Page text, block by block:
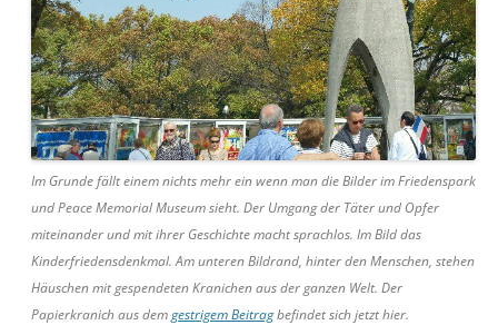
Im Grunde fällt einem nichts mehr ein wenn man die Bilder im Friedenspark
und Peace Memorial Museum sieht. Der Umgang der Täter und Opfer
miteinander und mit ihrer Geschichte macht sprachlos. Im Bild das
Kinderfriedensdenkmal. Am unteren Bildrand, hinter den Menschen, stehen
Häuschen mit gespendeten Kranichen aus der ganzen Welt. Der
Papierkranich aus demgestrigem Beitragbefindet sich jetzt hier.